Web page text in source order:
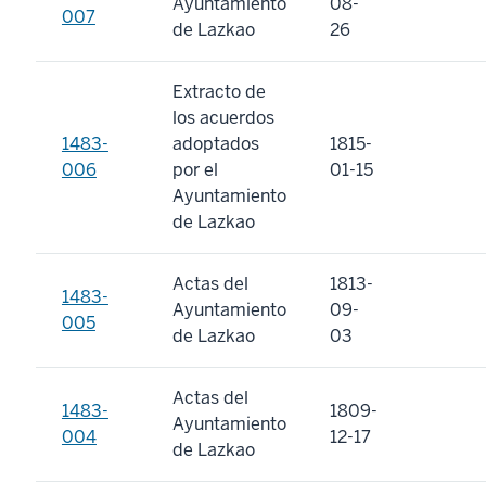
007
de Lazkao
26
1483-
006
Extracto de
los acuerdos
adoptados
por el
Ayuntamiento
de Lazkao
1815-
01-15
1483-
005
Actas del
Ayuntamiento
de Lazkao
1813-
09-
03
1483-
004
Actas del
Ayuntamiento
de Lazkao
1809-
12-17